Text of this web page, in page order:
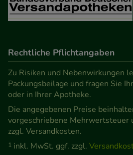
Rechtliche Pflichtangaben
Zu Risiken und Nebenwirkungen
Packungsbeilage und fragen Sie
oder in Ihrer Apotheke.
Die angegebenen Preise
vorgeschriebene Mehrwertsteuer
zzgl. Versandkosten.
1 inkl. MwSt. ggf. zzgl.